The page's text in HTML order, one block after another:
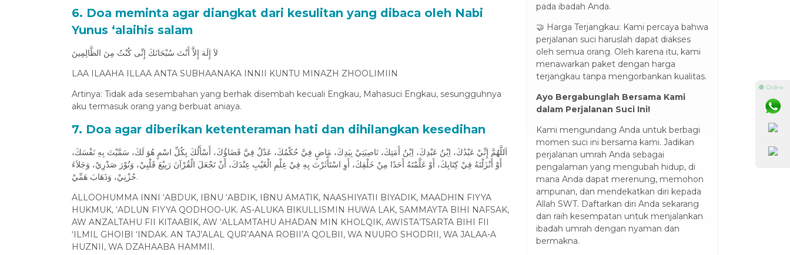
6. Doa meminta agar diangkat dari kesulitan yang dibaca oleh Nabi
Yunus ‘alaihis salam
لاَ إِلَهَ إِلاَّ أَنْتَ سُبْحَانَكَ إِنِّى كُنْتُ مِنَ الظَّالِمِينَ
LAA ILAAHA ILLAA ANTA SUBHAANAKA INNII KUNTU MINAZH ZHOOLIMIIN
Artinya: Tidak ada sesembahan yang berhak disembah kecuali Engkau, Mahasuci Engkau, sesungguhnya
aku termasuk orang yang berbuat aniaya.
7. Doa agar diberikan ketenteraman hati dan dihilangkan kesedihan
اَللَّهُمَّ إِنِّيْ عَبْدُكَ، اِبْنُ عَبْدِكَ، اِبْنُ أَمَتِكَ، نَاصِيَتِيْ بِيَدِكَ، مَاضٍ فِيَّ حُكْمُكَ، عَدْلٌ فِيَّ قَضَاؤُكَ، أَسْأَلُكَ بِكُلِّ اسْمٍ هُوَ لَكَ، سَمَّيْتَ بِهِ نَفْسَكَ،
أَوْ أَنْزَلْتَهُ فِيْ كِتَابِكَ، أَوْ عَلَّمْتَهُ أَحَدًا مِنْ خَلْقِكَ، أَوِ اسْتَأْثَرْتَ بِهِ فِيْ عِلْمِ الْغَيْبِ عِنْدَكَ، أَنْ تَجْعَلَ الْقُرْآنَ رَبِيْعَ قَلْبِيْ، وَنُوْرَ صَدْرِيْ، وَجَلاَءَ
حُزْنِيْ، وَذَهَابَ هَمِّيْ.
ALLOOHUMMA INNI ‘ABDUK, IBNU ‘ABDIK, IBNU AMATIK, NAASHIYATII BIYADIK, MAADHIN FIYYA
HUKMUK, ‘ADLUN FIYYA QODHOO-UK. AS-ALUKA BIKULLISMIN HUWA LAK, SAMMAYTA BIHI NAFSAK,
AW ANZALTAHU FII KITAABIK, AW ‘ALLAMTAHU AHADAN MIN KHOLQIK, AWISTA’TSARTA BIHI FII
‘ILMIL GHOIBI ‘INDAK. AN TAJ’ALAL QUR’AANA ROBII’A QOLBII, WA NUURO SHODRII, WA JALAA-A
HUZNII, WA DZAHAABA HAMMII.
pada ibadah Anda.
🤝 Harga Terjangkau: Kami percaya bahwa
perjalanan suci haruslah dapat diakses
oleh semua orang. Oleh karena itu, kami
menawarkan paket dengan harga
terjangkau tanpa mengorbankan kualitas.
Ayo Bergabunglah Bersama Kami
dalam Perjalanan Suci Ini!
Kami mengundang Anda untuk berbagi
momen suci ini bersama kami. Jadikan
perjalanan umrah Anda sebagai
pengalaman yang mengubah hidup, di
mana Anda dapat merenung, memohon
ampunan, dan mendekatkan diri kepada
Allah SWT. Daftarkan diri Anda sekarang
dan raih kesempatan untuk menjalankan
ibadah umrah dengan nyaman dan
bermakna.
⚫ Online